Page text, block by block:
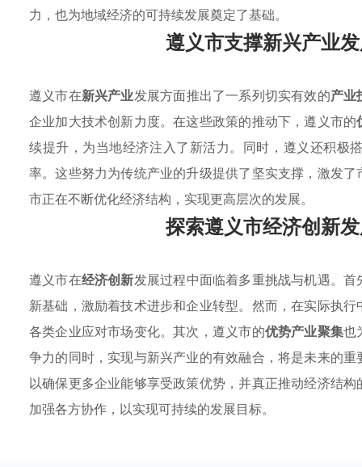
力，也为地域经济的可持续发展奠定了基础。
遵义市支撑新兴产业
遵义市在新兴产业发展方面推出了一系列切实有效的产业
企业加大技术创新力度。在这些政策的推动下，遵义市的
续提升，为当地经济注入了新活力。同时，遵义还积极
率。这些努力为传统产业的升级提供了坚实支撑，激发
市正在不断优化经济结构，实现更高层次的发展。
探索遵义市经济创新
遵义市在经济创新发展过程中面临着多重挑战与机遇。首
新基础，激励着技术进步和企业转型。然而，在实际执
各类企业应对市场变化。其次，遵义市的优势产业聚集也
争力的同时，实现与新兴产业的有效融合，将是未来的
以确保更多企业能够享受政策优势，并真正推动经济结
加强各方协作，以实现可持续的发展目标。